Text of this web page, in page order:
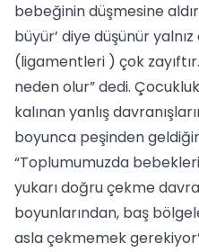
bebeğinin düşmesine
büyür’ diye düşünür
(ligamentleri ) çok
neden olur” dedi.
kalınan yanlış
boyunca peşinden
“Toplumumuzda
yukarı doğru çekme
boyunlarından, baş
asla çekmemek